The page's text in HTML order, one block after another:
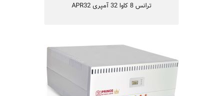
APR32 ترانس 8 کاوا 32 آمپری
Lightning, spike and surge protection
PRINCEFRZ25 clk ترانس یخچالی زیر 25
فوت